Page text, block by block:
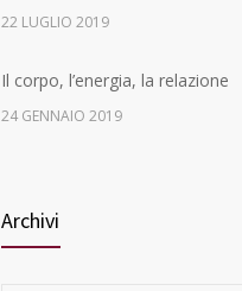
22 LUGLIO 2019
Il corpo, l’energia, la relazione
24 GENNAIO 2019
Archivi